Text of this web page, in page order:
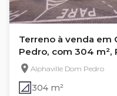
Terreno à venda em
Pedro, com 304 m²,
Alphaville Dom Pedro
304 m²